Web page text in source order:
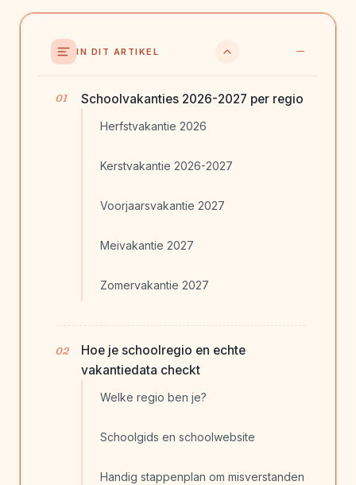
IN DIT ARTIKEL
Schoolvakanties 2026-2027 per regio
Herfstvakantie 2026
Kerstvakantie 2026-2027
Voorjaarsvakantie 2027
Meivakantie 2027
Zomervakantie 2027
Hoe je schoolregio en echte
vakantiedata checkt
Welke regio ben je?
Schoolgids en schoolwebsite
Handig stappenplan om misverstanden